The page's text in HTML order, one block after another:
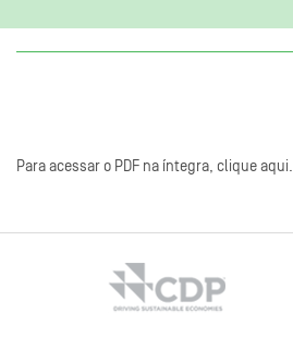
Para acessar o PDF na íntegra, clique aqui.